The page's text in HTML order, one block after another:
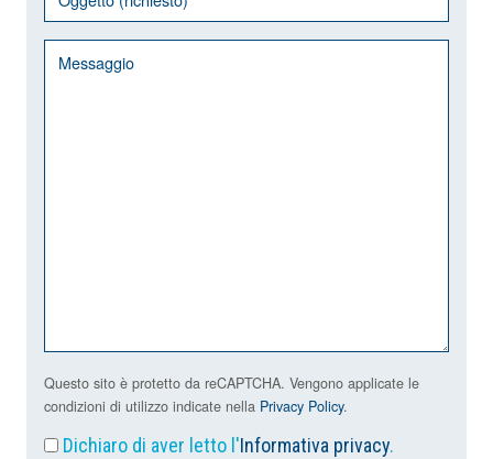
Questo sito è protetto da reCAPTCHA. Vengono applicate le
condizioni di utilizzo indicate nella Privacy Policy.
Dichiaro di aver letto l'Informativa privacy.